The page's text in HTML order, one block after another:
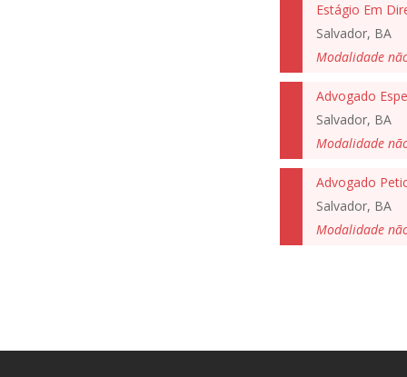
Estágio Em
Salvador, BA
Modalidade
Salvador, BA
Modalidade
Salvador, BA
Modalidade